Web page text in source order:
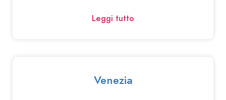
Leggi tutto
Venezia